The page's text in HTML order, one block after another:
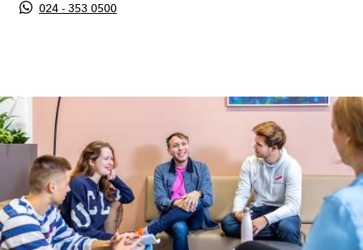
024 - 353 0500